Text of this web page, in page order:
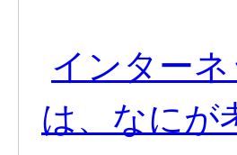
インター
は、なにが